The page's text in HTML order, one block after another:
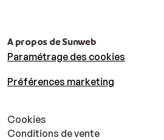
A propos de Sunweb
Paramétrage des cookies
Préférences marketing
Cookies
Conditions de vente